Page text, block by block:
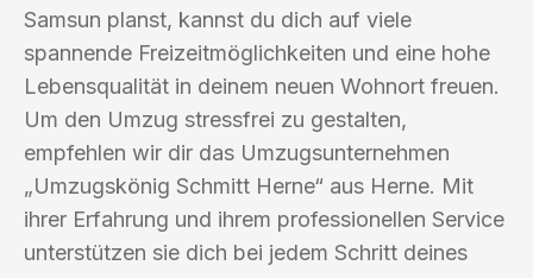
Samsun planst, kannst du dich auf viele
spannende Freizeitmöglichkeiten und eine hohe
Lebensqualität in deinem neuen Wohnort freuen.
Um den Umzug stressfrei zu gestalten,
empfehlen wir dir das Umzugsunternehmen
„Umzugskönig Schmitt Herne“ aus Herne. Mit
ihrer Erfahrung und ihrem professionellen Service
unterstützen sie dich bei jedem Schritt deines